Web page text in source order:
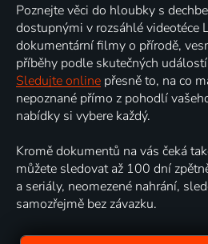
Poznejte věci do hloubky s
dostupnými v rozsáhlé videotéce
dokumentární filmy o přírodě,
příběhy podle skutečných
Sledujte online přesně to, na co
nepoznané přímo z pohodlí
nabídky si vybere každý.
Kromě dokumentů na vás čeká
můžete sledovat až 100 dní
a seriály, neomezené nahrání,
samozřejmě bez závazku.